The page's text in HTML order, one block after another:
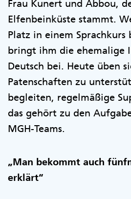
Frau Kunert und Abbou,
Elfenbeinküste stammt.
Platz in einem Sprachkurs
bringt ihm die ehemalige
Deutsch bei. Heute üben
Patenschaften zu
begleiten, regelmäßige
das gehört zu den
MGH-Teams.
„Man bekommt auch
erklärt“